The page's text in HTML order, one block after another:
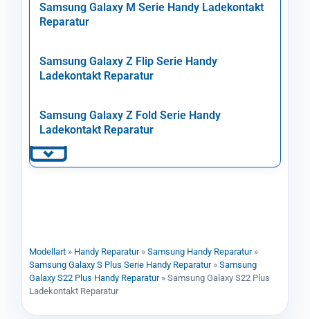
Samsung Galaxy M Serie Handy Ladekontakt
Reparatur
Samsung Galaxy Z Flip Serie Handy
Ladekontakt Reparatur
Samsung Galaxy Z Fold Serie Handy
Ladekontakt Reparatur
Modellart » Handy Reparatur» Samsung Handy Reparatur»
Samsung Galaxy S Plus Serie Handy Reparatur» Samsung
Galaxy S22 Plus Handy Reparatur» Samsung Galaxy S22 Plus
Ladekontakt Reparatur